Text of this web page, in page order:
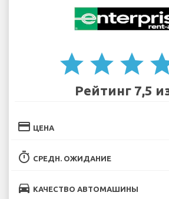
star star star
Рейтинг 7,5
credit_card ЦЕНА
timer СРЕДН. ОЖИДАНИЕ
directions_car КАЧЕСТВО АВТОМАШИНЫ